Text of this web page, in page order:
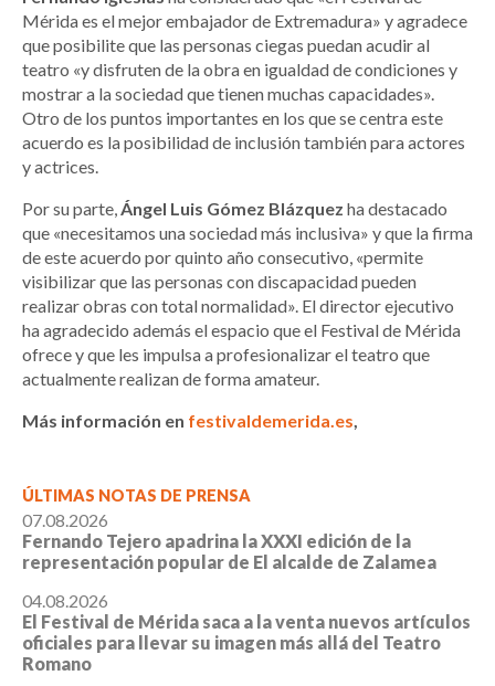
Mérida es el mejor embajador de Extremadura» y agradece
que posibilite que las personas ciegas puedan acudir al
teatro «y disfruten de la obra en igualdad de condiciones y
mostrar a la sociedad que tienen muchas capacidades».
Otro de los puntos importantes en los que se centra este
acuerdo es la posibilidad de inclusión también para actores
y actrices.
Por su parte,Ángel Luis Gómez Blázquez ha destacado
que «necesitamos una sociedad más inclusiva» y que la firma
de este acuerdo por quinto año consecutivo, «permite
visibilizar que las personas con discapacidad pueden
realizar obras con total normalidad». El director ejecutivo
ha agradecido además el espacio que el Festival de Mérida
ofrece y que les impulsa a profesionalizar el teatro que
actualmente realizan de forma amateur.
Más información en festivaldemerida.es,
ÚLTIMAS NOTAS DE PRENSA
07.08.2026
Fernando Tejero apadrina la XXXI edición de la
representación popular de El alcalde de Zalamea
04.08.2026
El Festival de Mérida saca a la venta nuevos artículos
oficiales para llevar su imagen más allá del Teatro
Romano